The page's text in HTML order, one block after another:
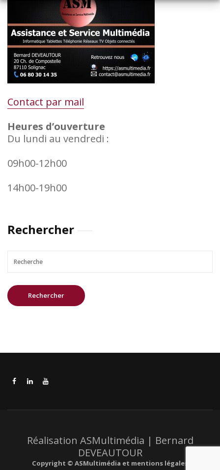
Contact par mail
Heures d’ouverture
Du lundi au vendredi :
09h00-12h00
14h00-19h00
Rechercher
Réalisation ASMultimédia | Bernard
DEVEAUTOUR
Copyright © ASMultimédia et mentions légales